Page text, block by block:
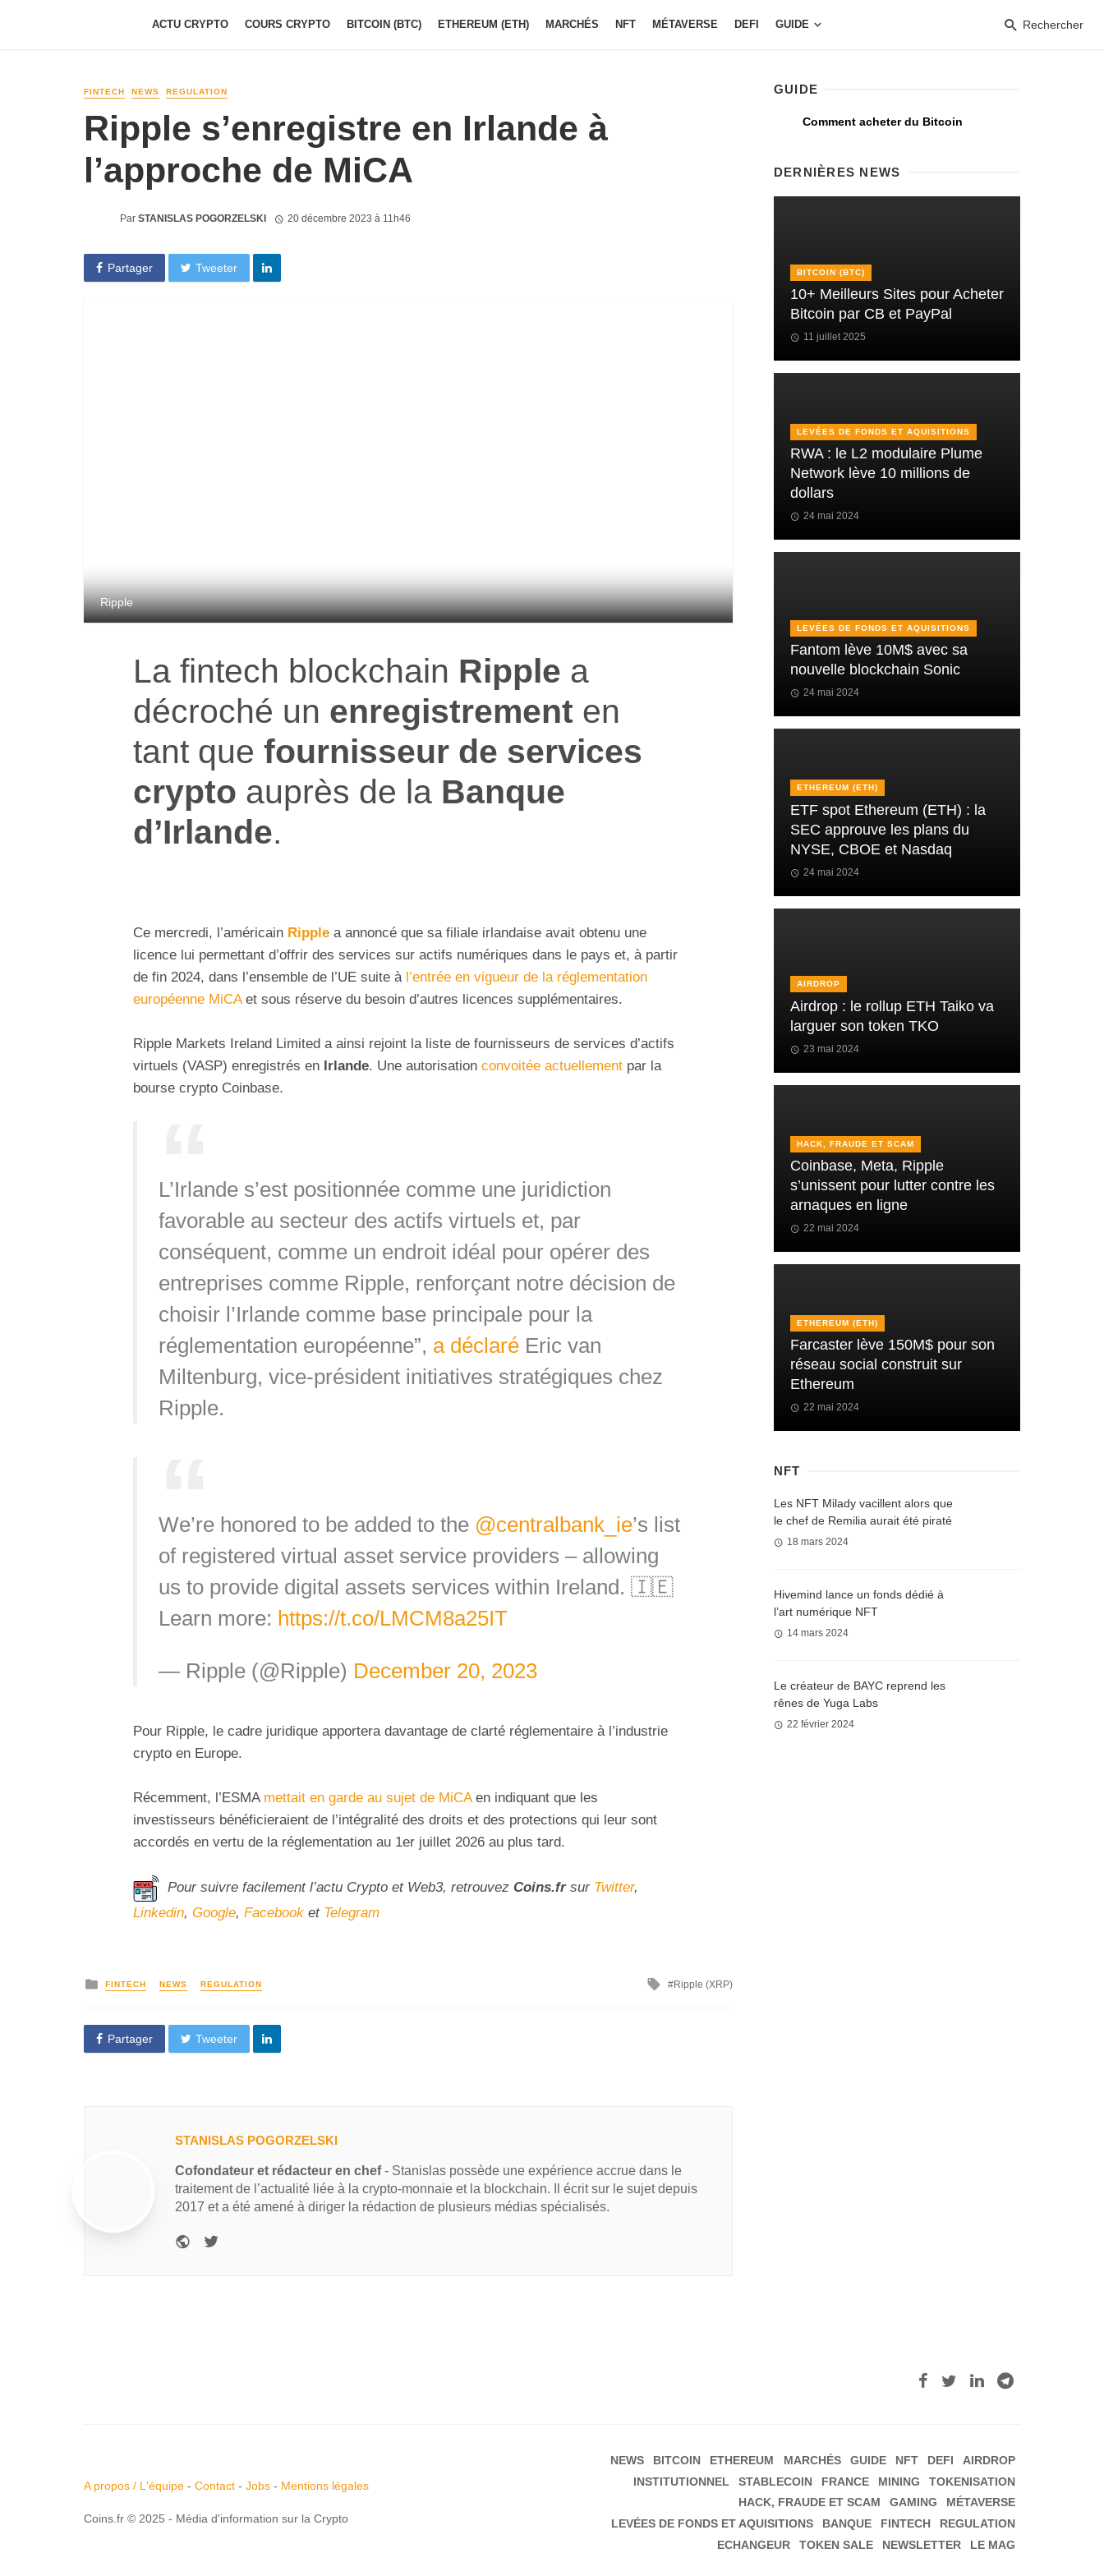
ACTU CRYPTO COURS CRYPTO BITCOIN (BTC) ETHEREUM (ETH) MARCHÉS NFT MÉTAVERSE DEFI GUIDE Rechercher
FINTECH NEWS REGULATION
Ripple s’enregistre en Irlande à
l’approche de MiCA
Par STANISLAS POGORZELSKI 20 décembre 2023 à 11h46
Partager Tweeter
Ripple
La fintech blockchain Ripple a
décroché un enregistrement en
tant que fournisseur de services
crypto auprès de la Banque
d’Irlande.
Ce mercredi, l’américain Ripple a annoncé que sa filiale irlandaise avait obtenu une
licence lui permettant d’offrir des services sur actifs numériques dans le pays et, à partir
de fin 2024, dans l’ensemble de l’UE suite à l’entrée en vigueur de la réglementation
européenne MiCAet sous réserve du besoin d’autres licences supplémentaires.
Ripple Markets Ireland Limited a ainsi rejoint la liste de fournisseurs de services d’actifs
virtuels (VASP) enregistrés en Irlande. Une autorisation convoitée actuellement par la
bourse crypto Coinbase.
L’Irlande s’est positionnée comme une juridiction
favorable au secteur des actifs virtuels et, par
conséquent, comme un endroit idéal pour opérer des
entreprises comme Ripple, renforçant notre décision de
choisir l’Irlande comme base principale pour la
réglementation européenne”, a déclaréEric van
Miltenburg, vice-président initiatives stratégiques chez
Ripple.
We’re honored to be added to the @centralbank_ie’s list
of registered virtual asset service providers – allowing
us to provide digital assets services within Ireland. 🇮🇪
Learn more: https://t.co/LMCM8a25IT
— Ripple (@Ripple) December 20, 2023
Pour Ripple, le cadre juridique apportera davantage de clarté réglementaire à l’industrie
crypto en Europe.
Récemment, l’ESMA mettait en garde au sujet de MiCAen indiquant que les
investisseurs bénéficieraient de l’intégralité des droits et des protections qui leur sont
accordés en vertu de la réglementation au 1er juillet 2026 au plus tard.
Pour suivre facilement l’actu Crypto et Web3, retrouvez Coins.fr sur Twitter,
Linkedin, Google, Facebook et Telegram
FINTECH NEWS REGULATION Ripple (XRP)
Partager Tweeter
STANISLAS POGORZELSKI
Cofondateur et rédacteur en chef- Stanislas possède une expérience accrue dans le
traitement de l’actualité liée à la crypto-monnaie et la blockchain. Il écrit sur le sujet depuis
2017 et a été amené à diriger la rédaction de plusieurs médias spécialisés.
GUIDE
Comment acheter du Bitcoin
DERNIÈRES NEWS
BITCOIN (BTC)
10+ Meilleurs Sites pour Acheter
Bitcoin par CB et PayPal
11 juillet 2025
LEVÉES DE FONDS ET AQUISITIONS
RWA : le L2 modulaire Plume
Network lève 10 millions de
dollars
24 mai 2024
LEVÉES DE FONDS ET AQUISITIONS
Fantom lève 10M$ avec sa
nouvelle blockchain Sonic
24 mai 2024
ETHEREUM (ETH)
ETF spot Ethereum (ETH) : la
SEC approuve les plans du
NYSE, CBOE et Nasdaq
24 mai 2024
AIRDROP
Airdrop : le rollup ETH Taiko va
larguer son token TKO
23 mai 2024
HACK, FRAUDE ET SCAM
Coinbase, Meta, Ripple
s’unissent pour lutter contre les
arnaques en ligne
22 mai 2024
ETHEREUM (ETH)
Farcaster lève 150M$ pour son
réseau social construit sur
Ethereum
22 mai 2024
NFT
Les NFT Milady vacillent alors que
le chef de Remilia aurait été piraté
18 mars 2024
Hivemind lance un fonds dédié à
l’art numérique NFT
14 mars 2024
Le créateur de BAYC reprend les
rênes de Yuga Labs
22 février 2024
A propos / L'équipe - Contact - Jobs - Mentions légales
Coins.fr © 2025 - Média d'information sur la Crypto
NEWS BITCOIN ETHEREUM MARCHÉS GUIDE NFT DEFI
AIRDROP
INSTITUTIONNEL
STABLECOIN FRANCE MINING
TOKENISATION
HACK, FRAUDE ET SCAM
GAMING
MÉTAVERSE
LEVÉES DE FONDS ET AQUISITIONS
BANQUE FINTECH
REGULATION
ECHANGEUR
TOKEN SALE NEWSLETTER LE MAG